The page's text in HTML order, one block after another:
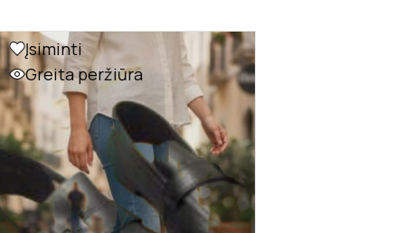
Įsiminti
Greita peržiūra